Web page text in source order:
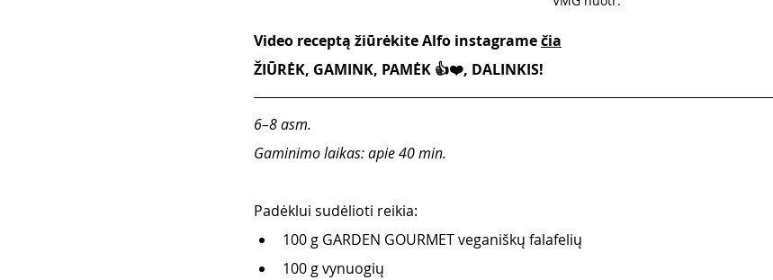
Video receptą žiūrėkite Alfo instagrame čia
ŽIŪRĖK, GAMINK, PAMĖK 👍❤️, DALINKIS!
6–8 asm.
Gaminimo laikas: apie 40 min.
Padėklui sudėlioti reikia:
100 g GARDEN GOURMET veganiškų falafelių
100 g vynuogių